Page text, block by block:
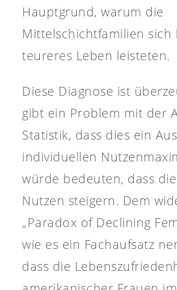
Hauptgrund, warum die
Mittelschichtfamilien sich
teureres Leben leisteten.
Diese Diagnose ist
gibt ein Problem mit der
Statistik, dass dies ein
individuellen
würde bedeuten, dass
Nutzen steigern. Dem
„Paradox of Declining
wie es ein Fachaufsatz
dass die